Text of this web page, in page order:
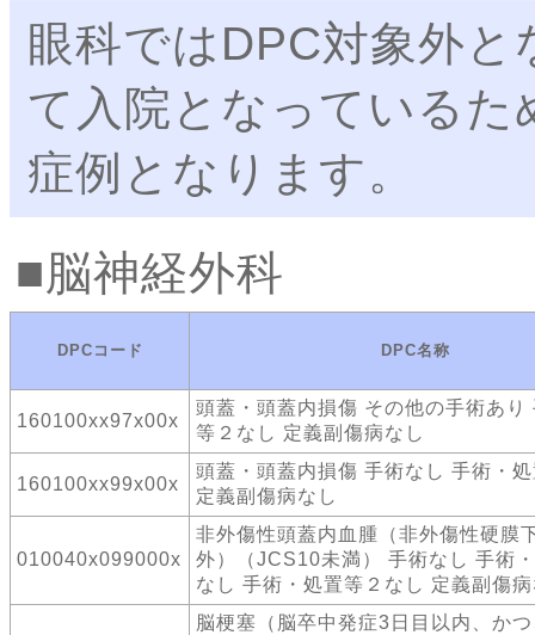
眼科ではDPC対象外
て入院となっているた
症例となります。
脳神経外科
DPCコード DPC名称
160100xx97x00x
頭蓋・頭蓋内損傷 その他の手術あり
等２なし 定義副傷病なし
160100xx99x00x
頭蓋・頭蓋内損傷 手術なし 手術・
定義副傷病なし
010040x099000x
非外傷性頭蓋内血腫（非外傷性硬膜
外）（JCS10未満） 手術なし 手術
なし 手術・処置等２なし 定義副傷
脳梗塞（脳卒中発症3日目以内、か